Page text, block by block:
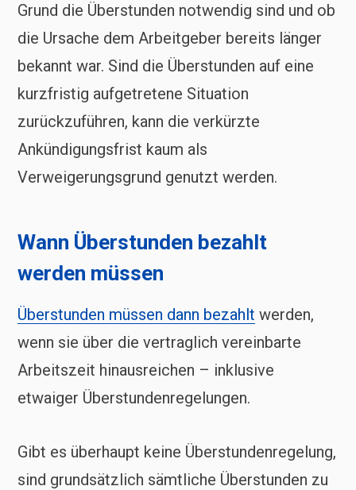
Grund die Überstunden notwendig sind und ob
die Ursache dem Arbeitgeber bereits länger
bekannt war. Sind die Überstunden auf eine
kurzfristig aufgetretene Situation
zurückzuführen, kann die verkürzte
Ankündigungsfrist kaum als
Verweigerungsgrund genutzt werden.
Wann Überstunden bezahlt
werden müssen
Überstunden müssen dann bezahlt werden,
wenn sie über die vertraglich vereinbarte
Arbeitszeit hinausreichen – inklusive
etwaiger Überstundenregelungen.
Gibt es überhaupt keine Überstundenregelung,
sind grundsätzlich sämtliche Überstunden zu